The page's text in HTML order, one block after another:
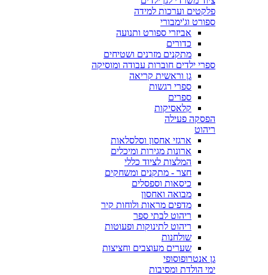
פלקטים וערכות למידה
ספורט וג'ימבורי
אביזרי ספורט ותנועה
כדורים
מתקנים מזרנים ושטיחים
ספרי ילדים חוברות עבודה ומוסיקה
גן וראשית קריאה
ספרי רגשות
ספרים
קלאסיקות
הפסקה פעילה
ריהוט
ארגזי אחסון וסלסלאות
ארונות מגירות ומיכלים
המלצות לציוד כללי
חצר - מתקנים ומשחקים
כיסאות וספסלים
מבואה ואחסון
מדפים מראות ולוחות קיר
ריהוט לבתי ספר
ריהוט לתינוקות ופעוטות
שולחנות
שערים מעוצבים וחציצות
גן אנטרופוסופי
ימי הולדת ומסיבות